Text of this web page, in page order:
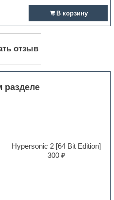
В корзину
отзыв
разделе
Hypersonic 2 [64 Bit Edition]
300 ₽